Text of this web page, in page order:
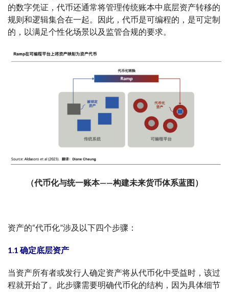
的数字凭证，代币还通常将管理传统账本中底层资产转移的
规则和逻辑集合在一起。因此，代币是可编程的，是可定制
的，以满足个性化场景以及监管合规的要求。
（代币化与统一账本——构建未来货币体系蓝图）
资产的“代币化”涉及以下四个步骤：
1.1 确定底层资产
当资产所有者或发行人确定资产将从代币化中受益时，该过
程就开始了。此步骤需要明确代币化的结构，因为具体细节